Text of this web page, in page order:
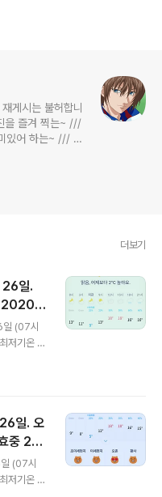
게시는 불허합니
을 즐겨 찍는~ ///
있어 하는~ /// 고
하는~ 不老巨
더보기
26일.
2020
(07시
저기온 9
도 서울
오늘 초
54 ㎍/m
초미세
by befr
산들
일. 오
중 20
(07시
저기온 5